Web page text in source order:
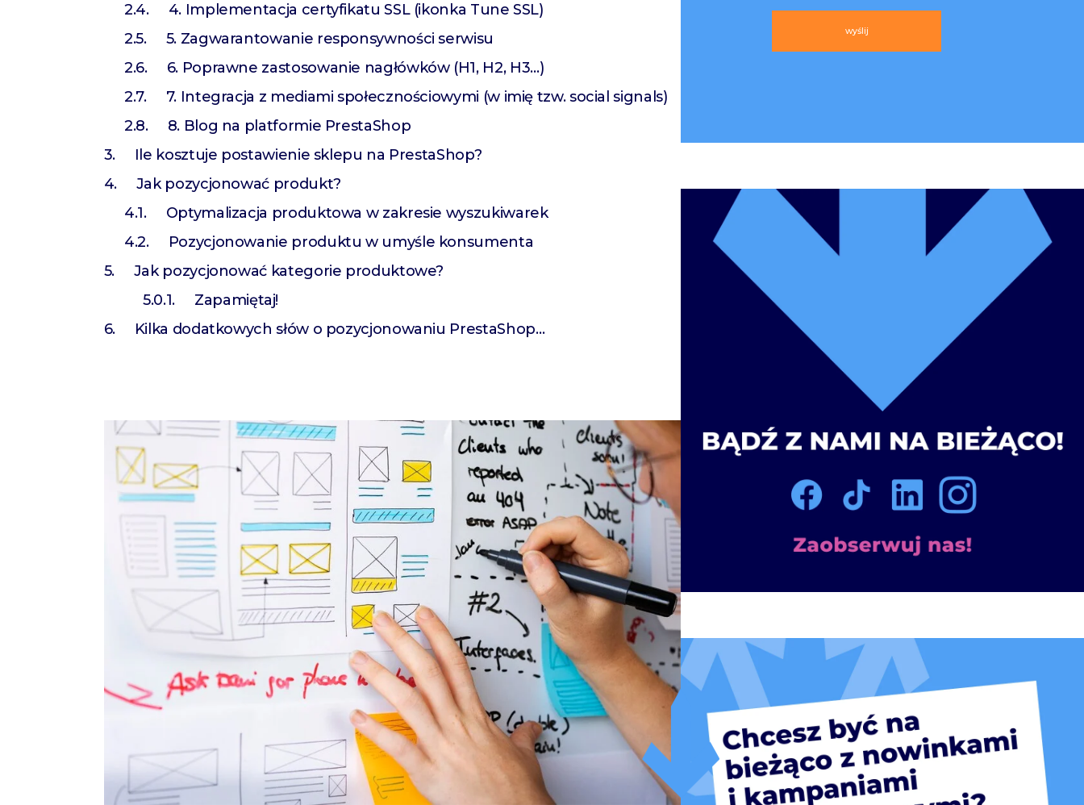
4. Implementacja certyfikatu SSL (ikonka Tune SSL)
5. Zagwarantowanie responsywności serwisu
6. Poprawne zastosowanie nagłówków (H1, H2, H3…)
7. Integracja z mediami społecznościowymi (w imię tzw. social signals)
8. Blog na platformie PrestaShop
Ile kosztuje postawienie sklepu na PrestaShop?
Jak pozycjonować produkt?
Optymalizacja produktowa w zakresie wyszukiwarek
Pozycjonowanie produktu w umyśle konsumenta
Jak pozycjonować kategorie produktowe?
Zapamiętaj!
Kilka dodatkowych słów o pozycjonowaniu PrestaShop…